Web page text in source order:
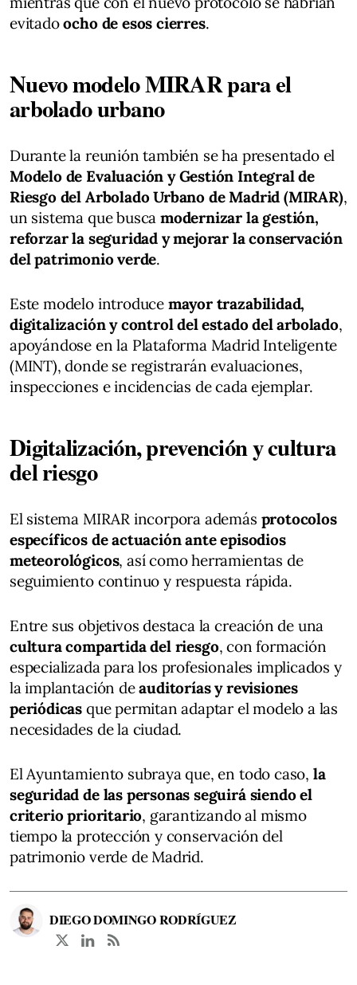
evitadoocho de esos cierres.
Nuevo modelo MIRAR para el
arbolado urbano
Durante la reunión también se ha presentado el
Modelo de Evaluación y Gestión Integral de
Riesgo del Arbolado Urbano de Madrid (MIRAR),
un sistema que buscamodernizar la gestión,
reforzar la seguridad y mejorar la conservación
del patrimonio verde.
Este modelo introduce mayor trazabilidad,
digitalización y control del estado del arbolado,
apoyándose en la Plataforma Madrid Inteligente
(MINT), donde se registrarán evaluaciones,
inspecciones e incidencias de cada ejemplar.
Digitalización, prevención y cultura
del riesgo
El sistema MIRAR incorpora además protocolos
específicos de actuación ante episodios
meteorológicos, así como herramientas de
seguimiento continuo y respuesta rápida.
Entre sus objetivos destaca la creación de una
cultura compartida del riesgo, con formación
especializada para los profesionales implicados y
la implantación deauditorías y revisiones
periódicas que permitan adaptar el modelo a las
necesidades de la ciudad.
El Ayuntamiento subraya que, en todo caso, la
seguridad de las personas seguirá siendo el
criterio prioritario, garantizando al mismo
tiempo la protección y conservación del
patrimonio verde de Madrid.
DIEGO DOMINGO RODRÍGUEZ